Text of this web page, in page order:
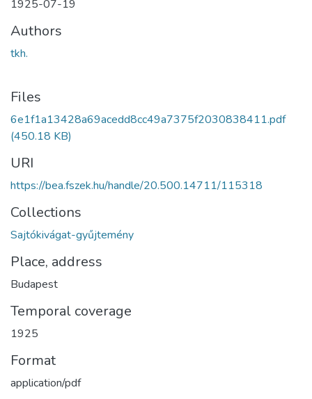
1925-07-19
Authors
tkh.
Files
6e1f1a13428a69acedd8cc49a7375f2030838411.pdf
(450.18 KB)
URI
https://bea.fszek.hu/handle/20.500.14711/115318
Collections
Sajtókivágat-gyűjtemény
Place, address
Budapest
Temporal coverage
1925
Format
application/pdf